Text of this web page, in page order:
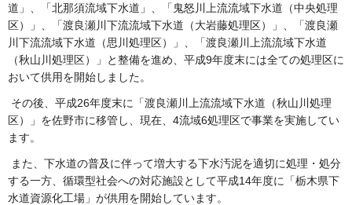
道」、「北那須流域下水道」、「鬼怒川上流流域下水道（中央処理
区）」、「渡良瀬川下流流域下水道（大岩藤処理区）」、「渡良瀬
川下流流域下水道（思川処理区）」、「渡良瀬川上流流域下水道
（秋山川処理区）」と整備を進め、平成9年度末には全ての処理区に
おいて供用を開始しました。
その後、平成26年度末に「渡良瀬川上流流域下水道（秋山川処理
区）」を佐野市に移管し、現在、4流域6処理区で事業を実施してい
ます。
また、下水道の普及に伴って増大する下水汚泥を適切に処理・処分
する一方、循環型社会への対応施設として平成14年度に「栃木県下
水道資源化工場」が供用を開始しています。